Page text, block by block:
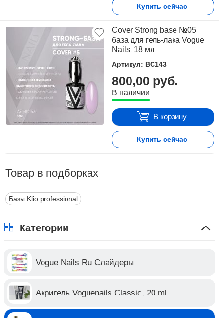
Купить сейчас
Cover Strong base №05
база для гель-лака Vogue
Nails, 18 мл
Артикул: BC143
800,00 руб.
В наличии
В корзину
Купить сейчас
Товар в подборках
Базы Klio professional
Категории
Vogue Nails Ru Слайдеры
Акригель Voguenails Classic, 20 ml